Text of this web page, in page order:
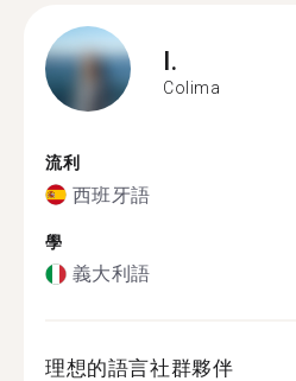
I.
Colima
流利
西班牙語
學
義大利語
理想的語言社群夥伴